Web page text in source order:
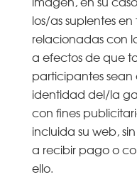
los/as suplentes
relacionadas con
a efectos de que
participantes
identidad del/la
con fines
incluida su web,
a recibir pago o
ello.